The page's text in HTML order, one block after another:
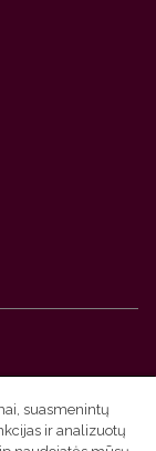
suasmenintų
ir analizuotų